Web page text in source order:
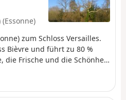
zum Schloss Versailles.
Bièvre und führt zu 80 %
die Frische und die Schönheit